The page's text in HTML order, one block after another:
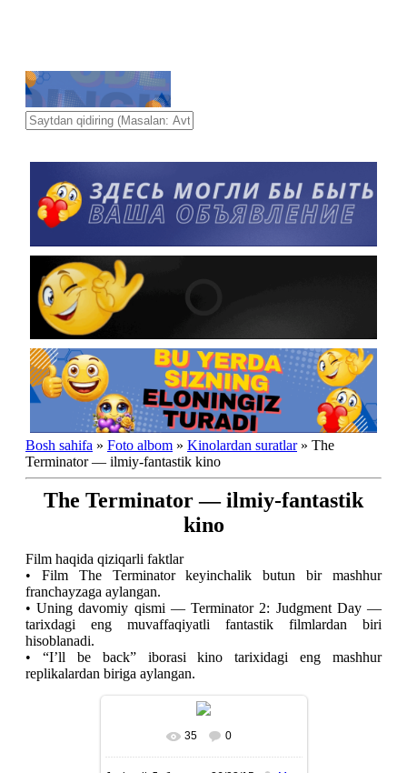
Bosh sahifa » Foto albom » Kinolardan suratlar» The
Terminator — ilmiy-fantastik kino
The Terminator — ilmiy-fantastik
kino
Film haqida qiziqarli faktlar
• Film The Terminator keyinchalik butun bir mashhur
franchayzaga aylangan.
• Uning davomiy qismi — Terminator 2: Judgment Day —
tarixdagi eng muvaffaqiyatli fantastik filmlardan biri
hisoblanadi.
• “I’ll be back” iborasi kino tarixidagi eng mashhur
replikalardan biriga aylangan.
To'liq ko'rish-В реальном
35 0